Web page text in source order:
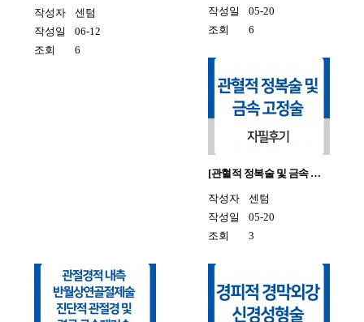
작성자
센텀
작성일
06-12
조회
6
작성일
05-20
조회
6
[관혈적 정복술 및 금속 …
작성자
센텀
작성일
05-20
조회
3